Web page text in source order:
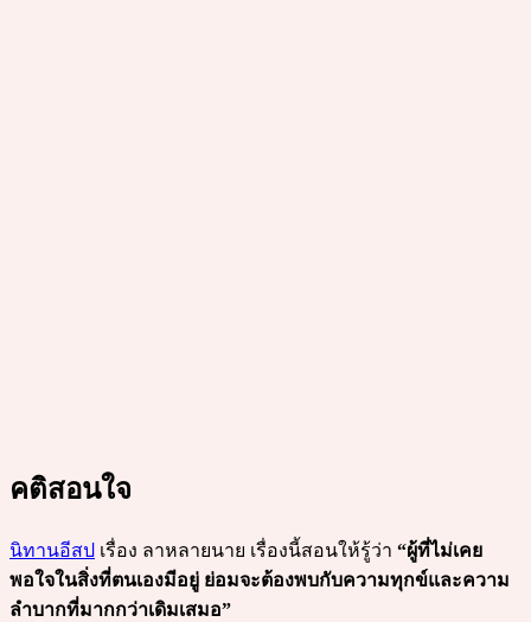
คติสอนใจ
นิทานอีสป เรื่อง ลาหลายนาย เรื่องนี้สอนให้รู้ว่า “ผู้ที่ไม่เคย
พอใจในสิ่งที่ตนเองมีอยู่ ย่อมจะต้องพบกับความทุกข์และความ
ลำบากที่มากกว่าเดิมเสมอ”